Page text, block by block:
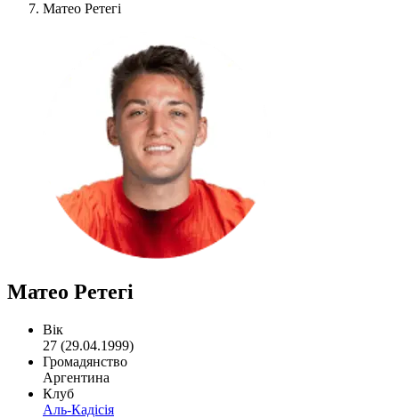
Матео Ретегі
Матео Ретегі
Вік
27 (29.04.1999)
Громадянство
Аргентина
Клуб
Аль-Кадісія